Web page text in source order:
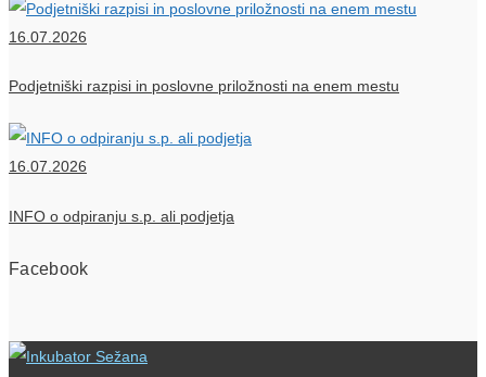
16.07.2026
Podjetniški razpisi in poslovne priložnosti na enem mestu
16.07.2026
INFO o odpiranju s.p. ali podjetja
Facebook